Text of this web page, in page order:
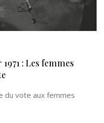
: Les femmes
du vote aux femmes